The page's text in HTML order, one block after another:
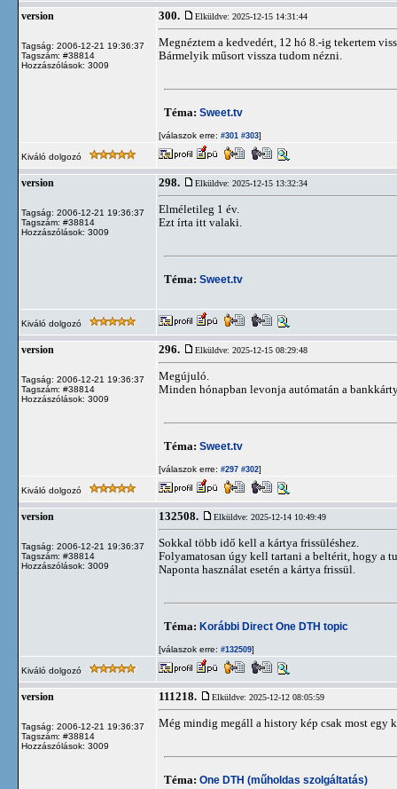
version
Tagság: 2006-12-21 19:36:37
Tagszám: #38814
Hozzászólások: 3009
300. Elküldve: 2025-12-15 14:31:44
Megnéztem a kedvedért, 12 hó 8.-ig tekertem
Bármelyik műsort vissza tudom nézni.
Téma: Sweet.tv
[válaszok erre: #301 #303]
Kiváló dolgozó
version
Tagság: 2006-12-21 19:36:37
Tagszám: #38814
Hozzászólások: 3009
298. Elküldve: 2025-12-15 13:32:34
Elméletileg 1 év.
Ezt írta itt valaki.
Téma: Sweet.tv
Kiváló dolgozó
version
Tagság: 2006-12-21 19:36:37
Tagszám: #38814
Hozzászólások: 3009
296. Elküldve: 2025-12-15 08:29:48
Megújuló.
Minden hónapban levonja autómatán a
Téma: Sweet.tv
[válaszok erre: #297 #302]
Kiváló dolgozó
version
Tagság: 2006-12-21 19:36:37
Tagszám: #38814
Hozzászólások: 3009
132508. Elküldve: 2025-12-14 10:49:49
Sokkal több idő kell a kártya frissüléshez.
Folyamatosan úgy kell tartani a beltérit, hogy a
Naponta használat esetén a kártya frissül.
Téma: Korábbi Direct One DTH topic
[válaszok erre: #132509]
Kiváló dolgozó
version
Tagság: 2006-12-21 19:36:37
Tagszám: #38814
Hozzászólások: 3009
111218. Elküldve: 2025-12-12 08:05:59
Még mindig megáll a history kép csak most egy
Téma: One DTH (műholdas szolgáltatás)